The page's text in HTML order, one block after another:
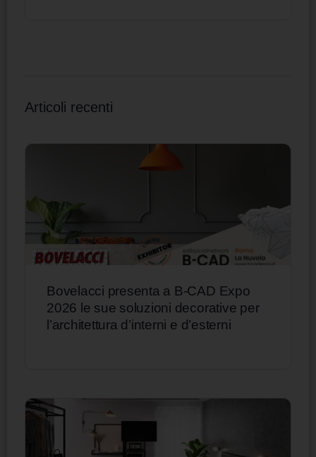
Articoli recenti
Bovelacci presenta a B-CAD Expo
2026 le sue soluzioni decorative per
l’architettura d’interni e d’esterni